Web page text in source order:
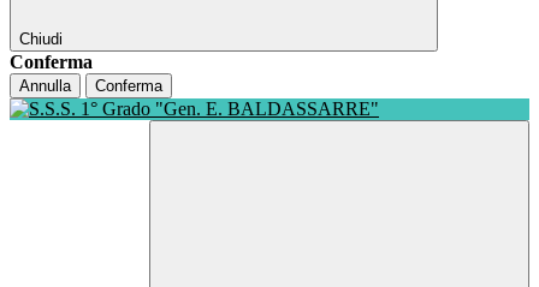
Chiudi
Conferma
Annulla Conferma